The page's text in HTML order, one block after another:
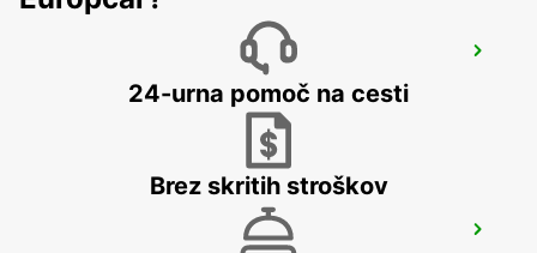
BEX GARAGE DU RHONE
BEX - SWITZERLAND24-urna pomoč na cesti
Brez skritih stroškov